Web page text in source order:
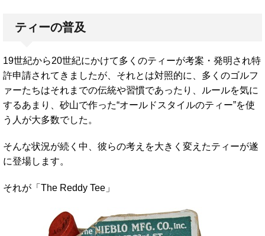
ティーの普及
19世紀から20世紀にかけて多くのティーが考案・発明され特
許申請されてきましたが、それとは対照的に、多くのゴルフ
ァーたちはそれまでの伝統や習慣であったり、ルールを気に
するあまり、砂山で作った“オールドスタイルのティー”を使
う人が大多数でした。
そんな状況が続く中、彼らの考えを大きく変えたティーが遂
に登場します。
それが「The Reddy Tee」